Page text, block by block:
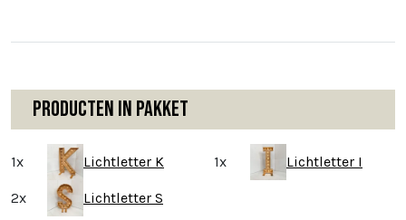
Producten in pakket
1x Lichtletter K 1x Lichtletter I
2x Lichtletter S